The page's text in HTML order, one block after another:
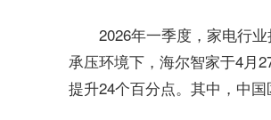
2026年一季度，家电行
承压环境下，海尔智家于4月
提升24个百分点。其中，中国